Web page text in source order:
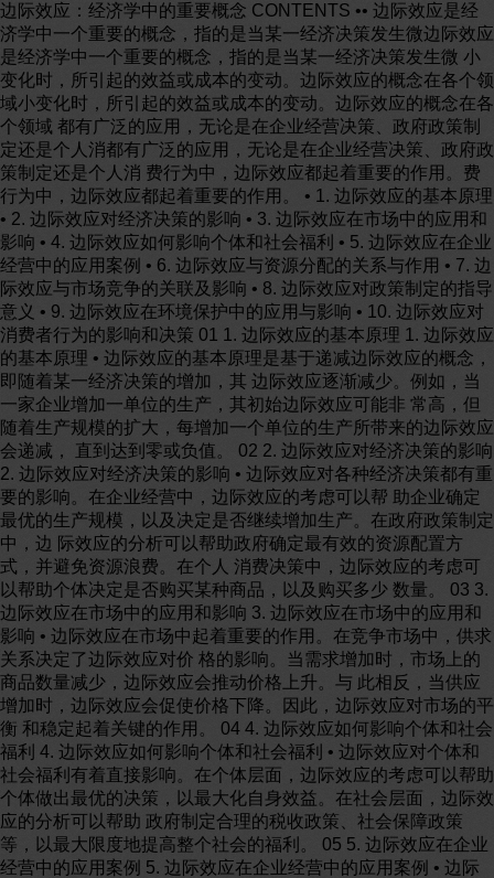
边际效应：经济学中的重要概念 CONTENTS •• 边际效应是经
济学中一个重要的概念，指的是当某一经济决策发生微边际效应
是经济学中一个重要的概念，指的是当某一经济决策发生微 小
变化时，所引起的效益或成本的变动。边际效应的概念在各个领
域小变化时，所引起的效益或成本的变动。边际效应的概念在各
个领域 都有广泛的应用，无论是在企业经营决策、政府政策制
定还是个人消都有广泛的应用，无论是在企业经营决策、政府政
策制定还是个人消 费行为中，边际效应都起着重要的作用。费
行为中，边际效应都起着重要的作用。 • 1. 边际效应的基本原理
• 2. 边际效应对经济决策的影响 • 3. 边际效应在市场中的应用和
影响 • 4. 边际效应如何影响个体和社会福利 • 5. 边际效应在企业
经营中的应用案例 • 6. 边际效应与资源分配的关系与作用 • 7. 边
际效应与市场竞争的关联及影响 • 8. 边际效应对政策制定的指导
意义 • 9. 边际效应在环境保护中的应用与影响 • 10. 边际效应对
消费者行为的影响和决策 01 1. 边际效应的基本原理 1. 边际效应
的基本原理 • 边际效应的基本原理是基于递减边际效应的概念，
即随着某一经济决策的增加，其 边际效应逐渐减少。例如，当
一家企业增加一单位的生产，其初始边际效应可能非 常高，但
随着生产规模的扩大，每增加一个单位的生产所带来的边际效应
会递减， 直到达到零或负值。 02 2. 边际效应对经济决策的影响
2. 边际效应对经济决策的影响 • 边际效应对各种经济决策都有重
要的影响。在企业经营中，边际效应的考虑可以帮 助企业确定
最优的生产规模，以及决定是否继续增加生产。在政府政策制定
中，边 际效应的分析可以帮助政府确定最有效的资源配置方
式，并避免资源浪费。在个人 消费决策中，边际效应的考虑可
以帮助个体决定是否购买某种商品，以及购买多少 数量。 03 3.
边际效应在市场中的应用和影响 3. 边际效应在市场中的应用和
影响 • 边际效应在市场中起着重要的作用。在竞争市场中，供求
关系决定了边际效应对价 格的影响。当需求增加时，市场上的
商品数量减少，边际效应会推动价格上升。与 此相反，当供应
增加时，边际效应会促使价格下降。因此，边际效应对市场的平
衡 和稳定起着关键的作用。 04 4. 边际效应如何影响个体和社会
福利 4. 边际效应如何影响个体和社会福利 • 边际效应对个体和
社会福利有着直接影响。在个体层面，边际效应的考虑可以帮助
个体做出最优的决策，以最大化自身效益。在社会层面，边际效
应的分析可以帮助 政府制定合理的税收政策、社会保障政策
等，以最大限度地提高整个社会的福利。 05 5. 边际效应在企业
经营中的应用案例 5. 边际效应在企业经营中的应用案例 • 边际